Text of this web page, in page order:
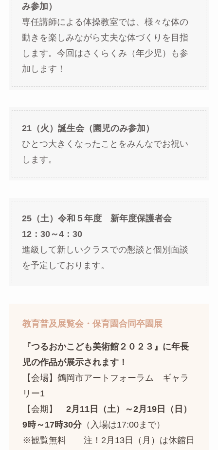
み参加）
専任講師による体操教室では、様々な体の
動きを楽しみながら丈夫な体づくりを目指
します。今回はさくらくみ（年少児）も参
加します！
21（火）誕生会（園児のみ参加）
ひとつ大きくなったことをみんなでお祝い
します。
25（土）令和５年度 新年度保護者会
12：30～4：30
進級して新しいクラスでの懇談と個別面談
を予定しております。
教育普及展覧会・保育園合同卒園展
『つるおかこども美術館２０２３』に年長
児の作品が展示されます！
【会場】鶴岡市アートフォーラム ギャラ
リー1
【会期】 2月11日（土）～2月19日（日）
9時～17時30分（入場は17:00まで）
※観覧無料 注！2月13日（月）は休館日